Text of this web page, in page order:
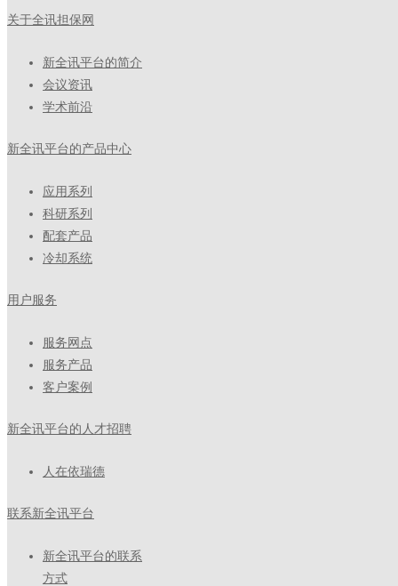
关于全讯担保网
新全讯平台的简介
会议资讯
学术前沿
新全讯平台的产品中心
应用系列
科研系列
配套产品
冷却系统
用户服务
服务网点
服务产品
客户案例
新全讯平台的人才招聘
人在依瑞德
联系新全讯平台
新全讯平台的联系
方式